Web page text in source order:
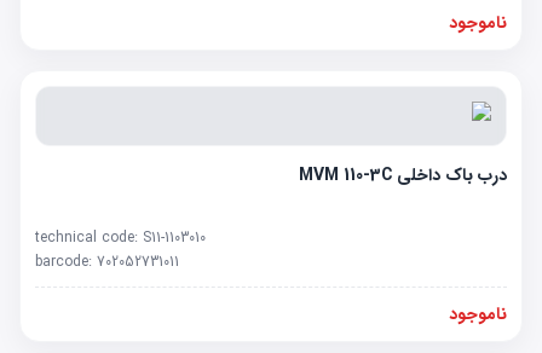
ناموجود
درب باک داخلی MVM 110-3C
technical code: S11-1103010
barcode: 702052731011
ناموجود